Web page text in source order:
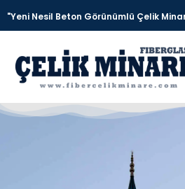
"Yeni Nesil Beton Görünümlü Çelik